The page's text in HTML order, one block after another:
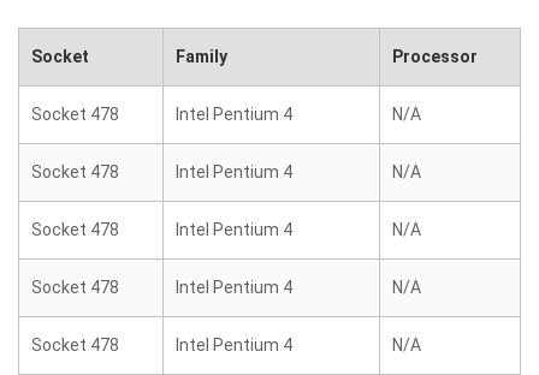
Socket Family Processor
Socket 478 Intel Pentium 4 N/A
Socket 478 Intel Pentium 4 N/A
Socket 478 Intel Pentium 4 N/A
Socket 478 Intel Pentium 4 N/A
Socket 478 Intel Pentium 4 N/A